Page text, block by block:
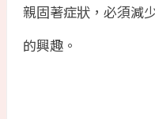
親固著症狀，必須減
的興趣。